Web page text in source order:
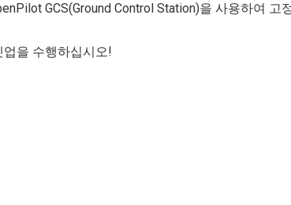
GCS(Ground Control Station)을 사용하여 고
을 수행하십시오!